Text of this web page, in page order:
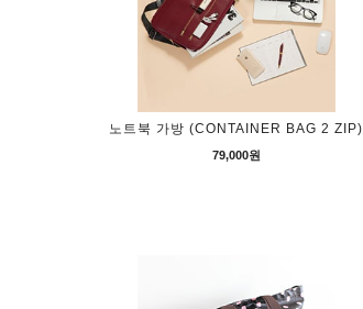
노트북 가방 (CONTAINER BAG 2 ZIP)
79,000원